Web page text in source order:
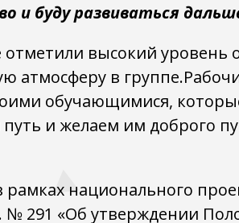
и буду развиваться
высокий уровень
атмосферу в
обучающимися,
и желаем им доброго
национального
№ 291 «Об утверждении